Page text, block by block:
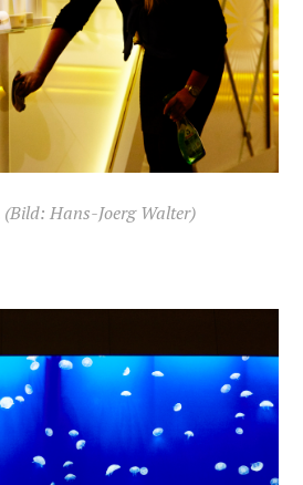
Hans-Joerg Walter)